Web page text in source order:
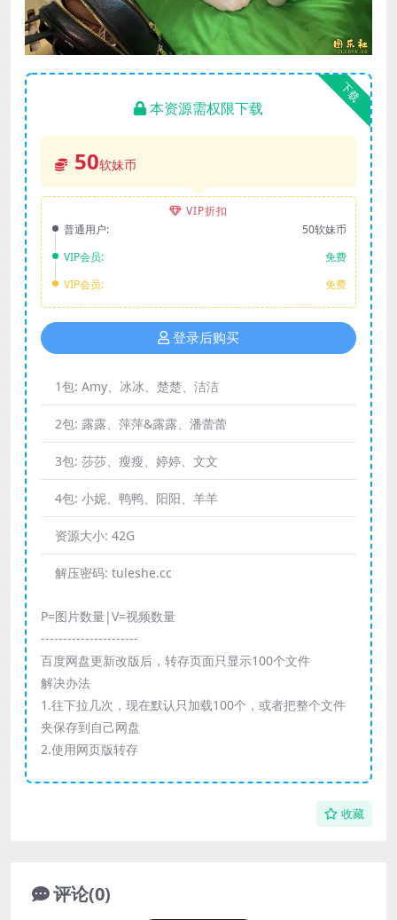
下载
本资源需权限下载
50软妹币
VIP折扣
普通用户:
50软妹币
VIP会员:
免费
VIP会员:
免费
登录后购买
1包: Amy、冰冰、楚楚、洁洁
2包: 露露、萍萍&露露、潘蕾蕾
3包: 莎莎、瘦瘦、婷婷、文文
4包: 小妮、鸭鸭、阳阳、羊羊
资源大小: 42G
解压密码: tuleshe.cc
P=图片数量|V=视频数量
----------------------
百度网盘更新改版后，转存页面只显示100个文件
解决办法
1.往下拉几次，现在默认只加载100个，或者把整个文件
夹保存到自己网盘
2.使用网页版转存
收藏
评论(0)